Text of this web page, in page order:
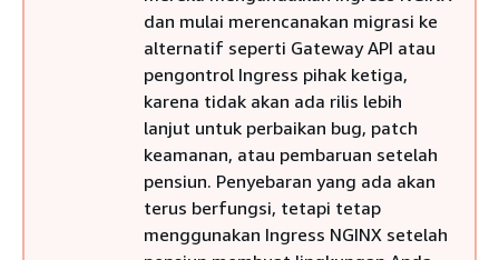
dan mulai merencanakan migrasi ke
alternatif seperti Gateway API atau
pengontrol Ingress pihak ketiga,
karena tidak akan ada rilis lebih
lanjut untuk perbaikan bug, patch
keamanan, atau pembaruan setelah
pensiun. Penyebaran yang ada akan
terus berfungsi, tetapi tetap
menggunakan Ingress NGINX setelah